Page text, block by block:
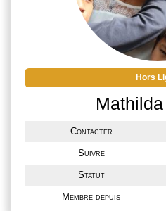
Capu Seninu
studio au T3,
Hors
Contacter
Suivre
Statut
Membre depuis